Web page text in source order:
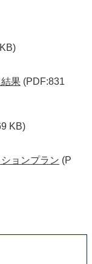
果 (PDF:831
KB)
ョンプラン (P